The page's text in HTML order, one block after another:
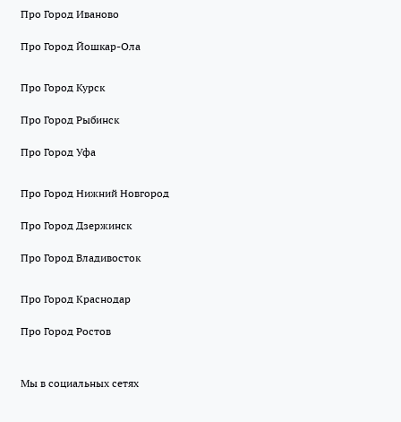
Про Город Иваново
Про Город Йошкар-Ола
Про Город Курск
Про Город Рыбинск
Про Город Уфа
Про Город Нижний Новгород
Про Город Дзержинск
Про Город Владивосток
Про Город Краснодар
Про Город Ростов
Мы в социальных сетях